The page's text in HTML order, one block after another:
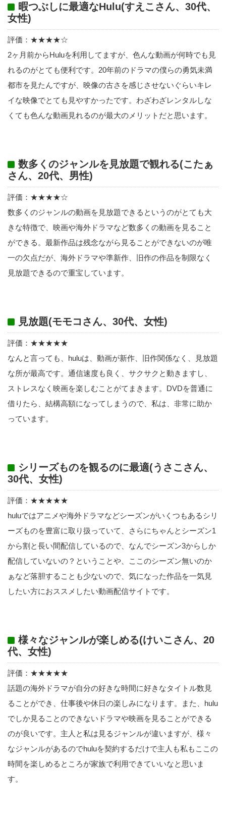
暇つぶしに最適なHulu(すえこさん、30代、
女性)
評価：★★★★☆
2ヶ月前からHuluを利用してますが、色んな動画が何時でも見
れるのがとても便利です。20年前のドラマの僕らの勇気未満
都市を見たんですが、映像の古さを感じさせないぐらいキレ
イな映像でとても見やすかったです。わざわざレンタルしな
くても色んな動画見れるのが最大のメリットだと思います。
数多くのジャンルを見放題で観れる(こたぁ
さん、20代、男性)
評価：★★★★☆
数多くのジャンルの動画を見放題できるというのがとても大
きな特徴で、映画や海外ドラマなど数多くの動画を見ること
ができる。最新作品は残念ながら見ることができないのが唯
一の欠点だが、海外ドラマや準新作、旧作の作品を制限なく
見放題できるので重宝しています。
見放題(モモコさん、30代、女性)
評価：★★★★★
なんと言っても、huluは、動画が新作、旧作関係なく、見放題
な所が最高です。通信速度も良く、サクサクと動きますし、
ストレスなく映画を楽しむことがてまきます。DVDを普通に
借りたら、結構高額になってしまうので、私は、非常に助か
っています。
シリーズものを観るのに最適(うさこさん、
30代、女性)
評価：★★★★★
huluではアニメや海外ドラマなどシーズンがいくつもあるシリ
ーズものを豊富に取り扱っていて、さらにちゃんとシーズン1
から割と長い間配信しているので、なんでシーズン3からしか
配信していないの？ということや、ここのシーズン無いのか
ぁなど落胆することも少ないので、気になった作品を一気見
したい方におススメしたい動画配信サイトです。
様々なジャンルが楽しめる(けいこさん、20
代、女性)
評価：★★★★★
話題の海外ドラマが自分の好きな時間に好きなタイトル数見
ることができ、仕事後や休日の楽しみになります。また、hulu
でしか見ることのできないドラマや映画を見ることができる
のが良いです。主人と私は見るジャンルが違いますが、様々
なジャンルがあるのでhuluを契約するだけで主人も私もここの
時間を楽しめるところが家族で利用できていいなと思いま
す。